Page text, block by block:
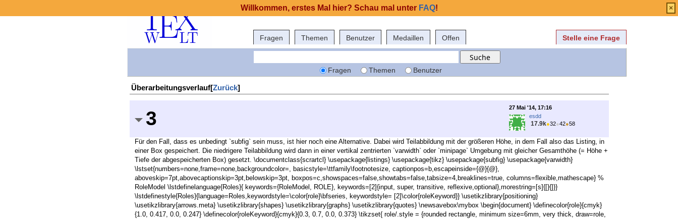
Fragen Themen Benutzer Medaillen Offen Stelle eine Frage
Fragen Themen Benutzer
Überarbeitungsverlauf[Zurück]
3
27 Mai '14, 17:16
esdd
17.9k●32●42●58
Für den Fall, dass es unbedingt `subfig` sein muss, ist hier noch eine Alternative. Dabei wird Teilabbildung mit der größeren Höhe, in dem Fall also das Listing, in
einer Box gespeichert. Die niedrigere Teilabbildung wird dann in einer vertikal zentrierten `varwidth` oder `minipage` Umgebung mit gleicher Gesamthöhe (= Höhe +
Tiefe der abgespeicherten Box) gesetzt. \documentclass{scrartcl} \usepackage{listings} \usepackage{tikz} \usepackage{subfig} \usepackage{varwidth}
\lstset{numbers=none,frame=none,backgroundcolor=, basicstyle=\ttfamily\footnotesize, captionpos=b,escapeinside={@}{@},
aboveskip=7pt,abovecaptionskip=3pt,belowskip=3pt, boxpos=c,showspaces=false,showtabs=false,tabsize=4,breaklines=true, columns=flexible,mathescape} %
RoleModel \lstdefinelanguage{Roles}{ keywords={RoleModel, ROLE}, keywords=[2]{input, super, transitive, reflexive,optional},morestring=[s]{[}{]}}
\lstdefinestyle{Roles}{language=Roles,keywordstyle=\color{role}\bfseries, keywordstyle= [2]\color{roleKeyword}} \usetikzlibrary{positioning}
\usetikzlibrary{arrows.meta} \usetikzlibrary{shapes} \usetikzlibrary{graphs} \usetikzlibrary{quotes} \newsavebox\mybox \begin{document} \definecolor{role}{cmyk}
{1.0, 0.417, 0.0, 0.247} \definecolor{roleKeyword}{cmyk}{0.3, 0.7, 0.0, 0.373} \tikzset{ role/.style = {rounded rectangle, minimum size=6mm, very thick, draw=role,
Willkommen, erstes Mal hier? Schau mal unter FAQ! ×